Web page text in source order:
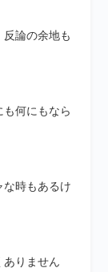
反論の余地も
何にもなら
な時もあるけ
ありません